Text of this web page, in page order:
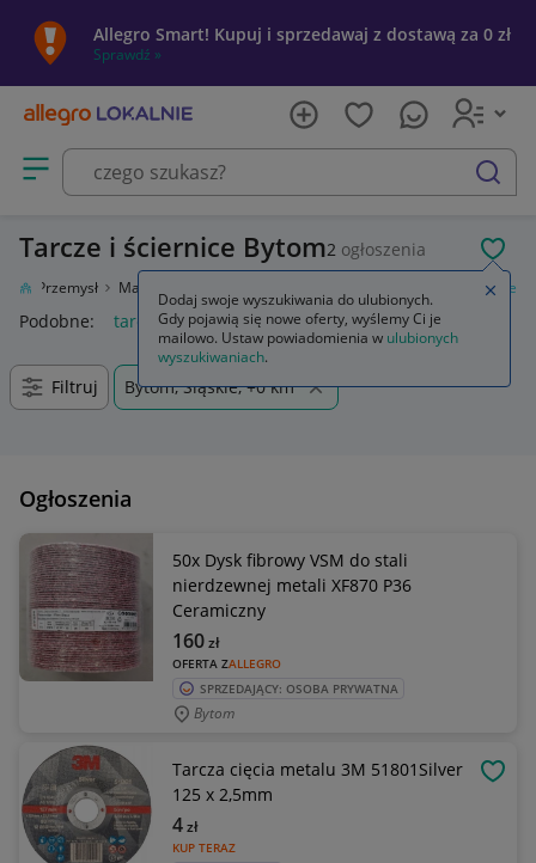
Allegro Smart! Kupuj i sprzedawaj z dostawą za 0 zł
Sprawdź »
Otwórz menu z kategoriami
szukaj
Tarcze i ściernice Bytom2 ogłoszenia
Przemysł Materiały i akcesoria Tarcze i ściernice
Podobne: tarcze i ściernice
Filtruj Bytom, Śląskie, +0 km
Ogłoszenia
50x Dysk fibrowy VSM do stali
nierdzewnej metali XF870 P36
Ceramiczny
OFERTA ZALLEGRO
160zł
SPRZEDAJĄCY: OSOBA PRYWATNA
Bytom
Tarcza cięcia metalu 3M 51801Silver
125 x 2,5mm
KUP TERAZ
4zł
Dodaj swoje wyszukiwania do ulubionych.
Gdy pojawią się nowe oferty, wyślemy Ci je
mailowo. Ustaw powiadomienia w ulubionych
wyszukiwaniach.